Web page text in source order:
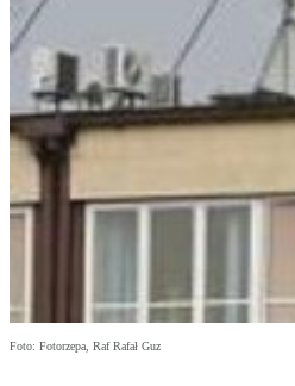
Foto: Fotorzepa, Raf Rafał Guz